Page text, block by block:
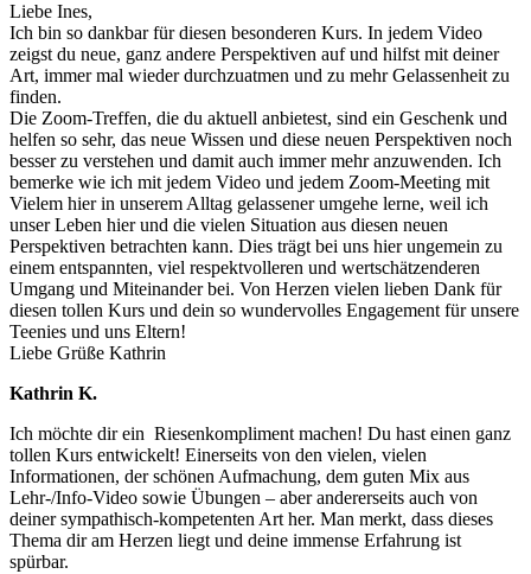
Liebe Ines,
Ich bin so dankbar für diesen besonderen Kurs. In jedem Video
zeigst du neue, ganz andere Perspektiven auf und hilfst mit deiner
Art, immer mal wieder durchzuatmen und zu mehr Gelassenheit zu
finden.
Die Zoom-Treffen, die du aktuell anbietest, sind ein Geschenk und
helfen so sehr, das neue Wissen und diese neuen Perspektiven noch
besser zu verstehen und damit auch immer mehr anzuwenden. Ich
bemerke wie ich mit jedem Video und jedem Zoom-Meeting mit
Vielem hier in unserem Alltag gelassener umgehe lerne, weil ich
unser Leben hier und die vielen Situation aus diesen neuen
Perspektiven betrachten kann. Dies trägt bei uns hier ungemein zu
einem entspannten, viel respektvolleren und wertschätzenderen
Umgang und Miteinander bei. Von Herzen vielen lieben Dank für
diesen tollen Kurs und dein so wundervolles Engagement für unsere
Teenies und uns Eltern!
Liebe Grüße Kathrin
Kathrin K.
Ich möchte dir ein Riesenkompliment machen! Du hast einen ganz
tollen Kurs entwickelt! Einerseits von den vielen, vielen
Informationen, der schönen Aufmachung, dem guten Mix aus
Lehr-/Info-Video sowie Übungen – aber andererseits auch von
deiner sympathisch-kompetenten Art her. Man merkt, dass dieses
Thema dir am Herzen liegt und deine immense Erfahrung ist
spürbar.